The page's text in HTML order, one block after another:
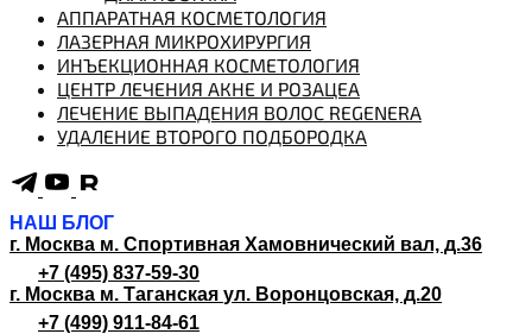
АППАРАТНАЯ КОСМЕТОЛОГИЯ
ЛАЗЕРНАЯ МИКРОХИРУРГИЯ
ИНЪЕКЦИОННАЯ КОСМЕТОЛОГИЯ
ЦЕНТР ЛЕЧЕНИЯ АКНЕ И РОЗАЦЕА
ЛЕЧЕНИЕ ВЫПАДЕНИЯ ВОЛОС REGENERA
УДАЛЕНИЕ ВТОРОГО ПОДБОРОДКА
НАШ БЛОГ
г. Москва м. Спортивная Хамовнический вал, д.36
+7 (495) 837-59-30
г. Москва м. Таганская ул. Воронцовская, д.20
+7 (499) 911-84-61